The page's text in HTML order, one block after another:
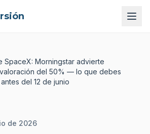
SpaceX: Morningstar advierte
del 50% — lo que debes
del 12 de junio
de 2026